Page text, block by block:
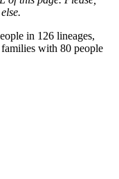
in 126 lineages,
with 80 people